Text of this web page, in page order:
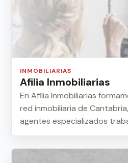
INMOBILIARIAS
Afilia Inmobiliarias
En Afilia Inmobiliarias
red inmobiliaria de
agentes especializados